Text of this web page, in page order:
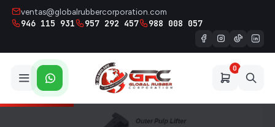
ventas@globalrubbercorporation.com
946 115 931 957 292 457 988 008 057
0